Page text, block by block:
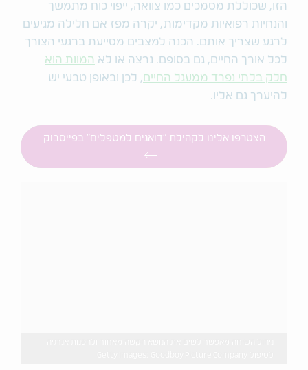
הזו, שכוללת מסמכים כמו צוואה, ייפוי כוח מתמשך
והנחיות רפואיות מקדימות, יקרה מפז אם חלילה מגיעים
לרגע שצריך אותם. הכנה למצבים מסייעת ברגעי הצורך
לכל אורך החיים, גם בסופם. נרצה או לא המוות הוא
חלק בלתי נפרד ממעגל החיים, לכן ובאופן טבעי יש
להיערך גם אליו.
הצטרפו אלינו לקהילת "דואגים למטפלים" בפייסבוק